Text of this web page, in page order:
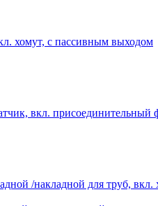
хомут, с пассивным выходом
вкл.
/накладной для труб,